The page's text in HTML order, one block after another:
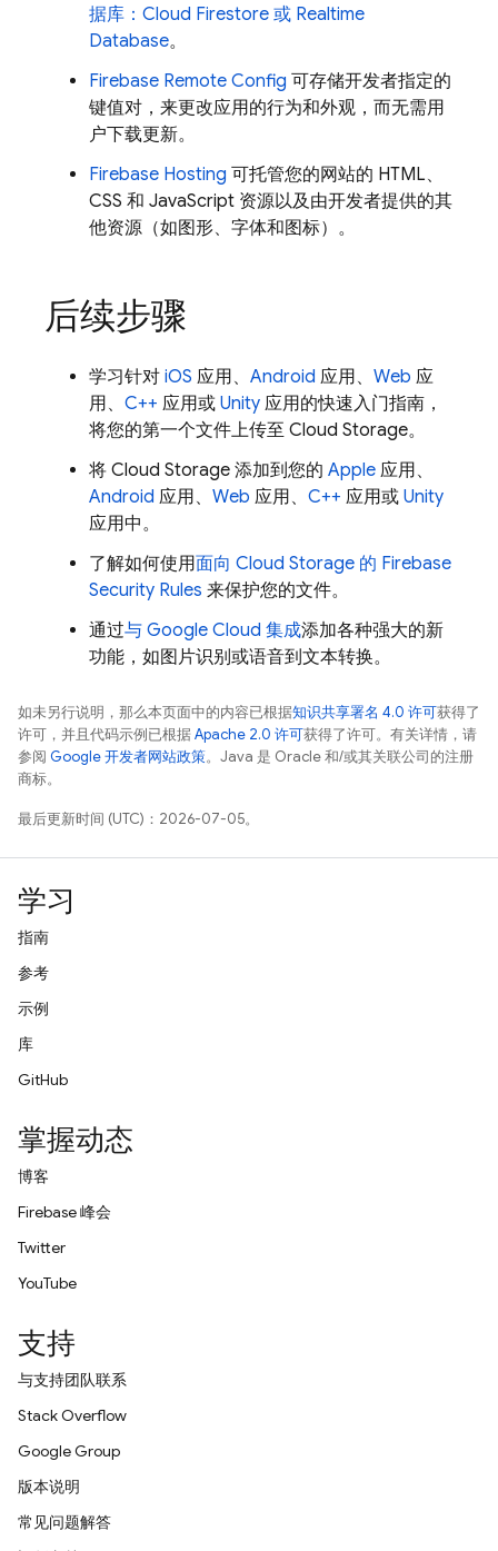
据库： Cloud Firestore 或 Realtime
Database。
Firebase Remote Config 可存储开发者指定的
键值对，来更改应用的行为和外观，而无需用
户下载更新。
Firebase Hosting 可托管您的网站的 HTML、
CSS 和 JavaScript 资源以及由开发者提供的其
他资源（如图形、字体和图标）。
后续步骤
学习针对 iOS 应用、 Android 应用、 Web 应
用、 C++ 应用或 Unity 应用的快速入门指南，
将您的第一个文件上传至 Cloud Storage。
将 Cloud Storage 添加到您的 Apple 应用、
Android 应用、 Web 应用、 C++ 应用或 Unity
应用中。
了解如何使用面向 Cloud Storage 的 Firebase
Security Rules 来保护您的文件。
通过与 Google Cloud 集成添加各种强大的新
功能，如图片识别或语音到文本转换。
如未另行说明，那么本页面中的内容已根据知识共享署名 4.0 许可获得了
许可，并且代码示例已根据Apache 2.0 许可获得了许可。有关详情，请
参阅 Google 开发者网站政策。Java 是 Oracle 和/或其关联公司的注册
商标。
最后更新时间 (UTC)：2026-07-05。
学习
指南
参考
示例
库
GitHub
掌握动态
博客
Firebase 峰会
Twitter
YouTube
支持
与支持团队联系
Stack Overflow
Google Group
版本说明
常见问题解答